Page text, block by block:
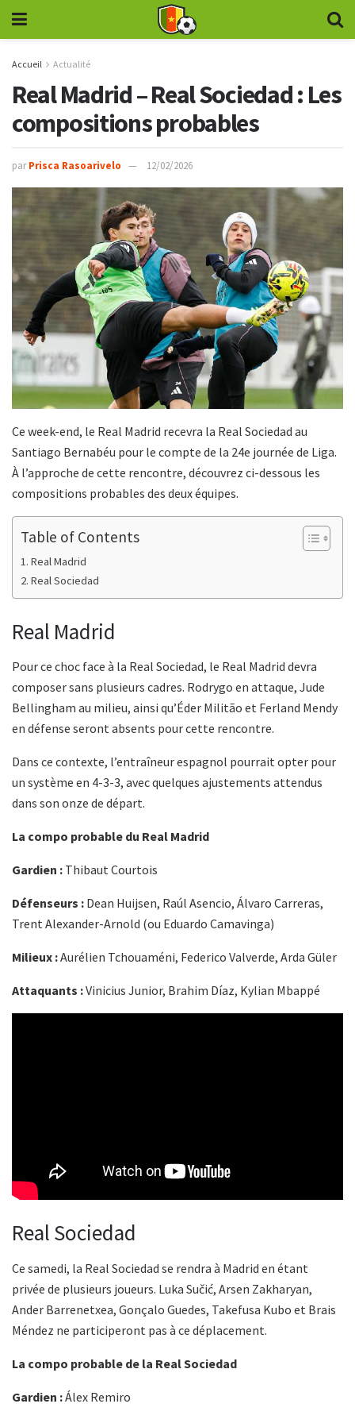
Accueil Actualité
Real Madrid – Real Sociedad : Les
compositions probables
par Prisca Rasoarivelo 12/02/2026
Ce week-end, le Real Madrid recevra la Real Sociedad au
Santiago Bernabéu pour le compte de la 24e journée de Liga.
À l’approche de cette rencontre, découvrez ci-dessous les
compositions probables des deux équipes.
Table of Contents
Real Madrid
Real Sociedad
Real Madrid
Pour ce choc face à la Real Sociedad, le Real Madrid devra
composer sans plusieurs cadres. Rodrygo en attaque, Jude
Bellingham au milieu, ainsi qu’Éder Militão et Ferland Mendy
en défense seront absents pour cette rencontre.
Dans ce contexte, l’entraîneur espagnol pourrait opter pour
un système en 4-3-3, avec quelques ajustements attendus
dans son onze de départ.
La compo probable du Real Madrid
Gardien : Thibaut Courtois
Défenseurs : Dean Huijsen, Raúl Asencio, Álvaro Carreras,
Trent Alexander-Arnold (ou Eduardo Camavinga)
Milieux :Aurélien Tchouaméni, Federico Valverde, Arda Güler
Attaquants :Vinicius Junior, Brahim Díaz, Kylian Mbappé
Real Sociedad
Ce samedi, la Real Sociedad se rendra à Madrid en étant
privée de plusieurs joueurs. Luka Sučić, Arsen Zakharyan,
Ander Barrenetxea, Gonçalo Guedes, Takefusa Kubo et Brais
Méndez ne participeront pas à ce déplacement.
La compo probable de la Real Sociedad
Gardien :Álex Remiro